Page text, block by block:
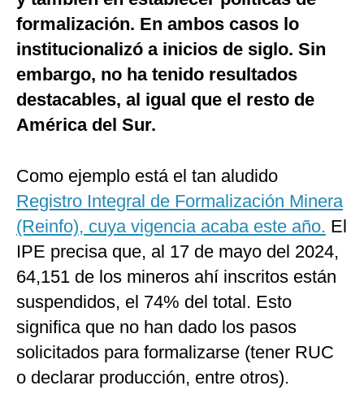
formalización. En ambos casos lo
institucionalizó a inicios de siglo. Sin
embargo, no ha tenido resultados
destacables, al igual que el resto de
América del Sur.
Como ejemplo está el tan aludido
Registro Integral de Formalización Minera
(Reinfo), cuya vigencia acaba este año. El
IPE precisa que, al 17 de mayo del 2024,
64,151 de los mineros ahí inscritos están
suspendidos, el 74% del total. Esto
significa que no han dado los pasos
solicitados para formalizarse (tener RUC
o declarar producción, entre otros).